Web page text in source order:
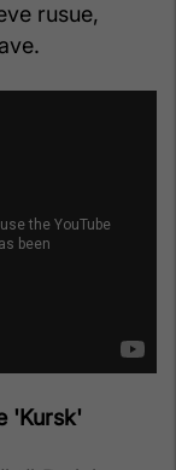
rusue,
'Kursk'